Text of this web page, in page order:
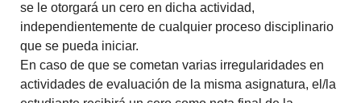
se le otorgará un cero en dicha actividad,
independientemente de cualquier proceso disciplinario
que se pueda iniciar.
En caso de que se cometan varias irregularidades en
actividades de evaluación de la misma asignatura, el/la